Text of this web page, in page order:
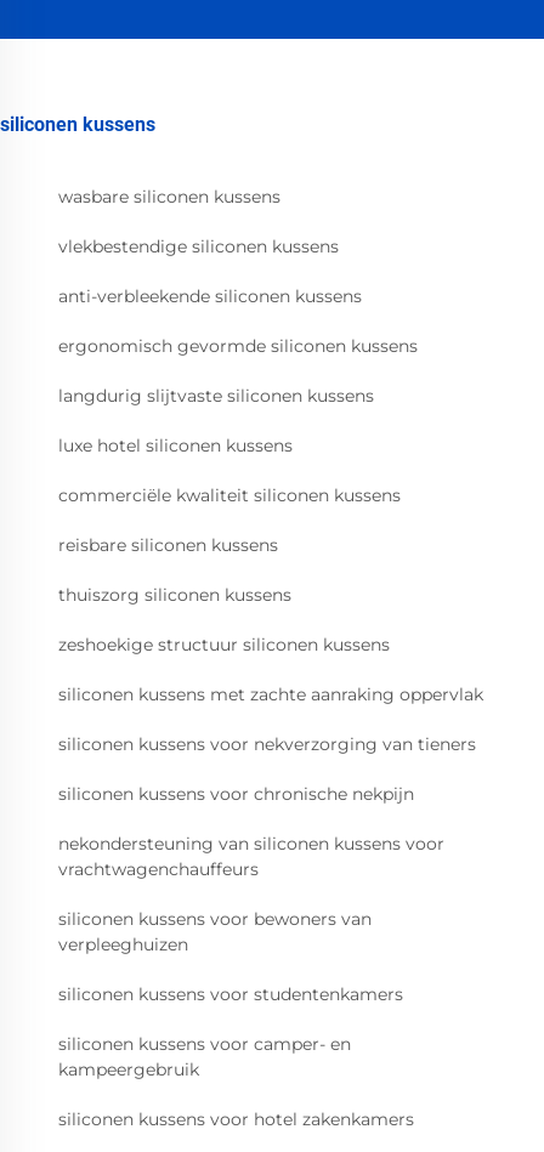
siliconen kussens
wasbare siliconen kussens
vlekbestendige siliconen kussens
anti-verbleekende siliconen kussens
ergonomisch gevormde siliconen kussens
langdurig slijtvaste siliconen kussens
luxe hotel siliconen kussens
commerciële kwaliteit siliconen kussens
reisbare siliconen kussens
thuiszorg siliconen kussens
zeshoekige structuur siliconen kussens
siliconen kussens met zachte aanraking oppervlak
siliconen kussens voor nekverzorging van tieners
siliconen kussens voor chronische nekpijn
nekondersteuning van siliconen kussens voor
vrachtwagenchauffeurs
siliconen kussens voor bewoners van
verpleeghuizen
siliconen kussens voor studentenkamers
siliconen kussens voor camper- en
kampeergebruik
siliconen kussens voor hotel zakenkamers